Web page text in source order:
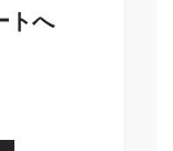
トへ